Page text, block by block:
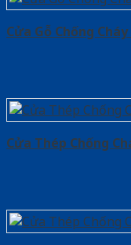
Cửa Gỗ Chống
Cửa Thép Chống